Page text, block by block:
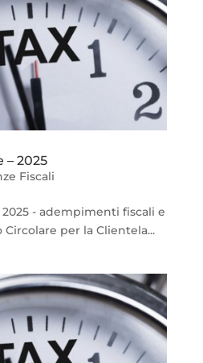
– 2025
Fiscali
2025 - adempimenti fiscali e
per la Clientela...